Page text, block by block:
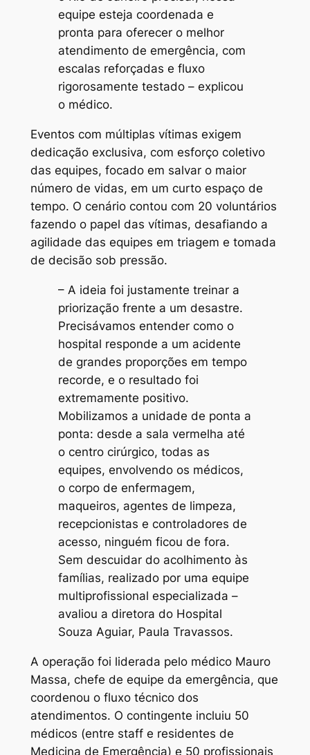
equipe esteja coordenada e
pronta para oferecer o melhor
atendimento de emergência, com
escalas reforçadas e fluxo
rigorosamente testado – explicou
o médico.
Eventos com múltiplas vítimas exigem
dedicação exclusiva, com esforço coletivo
das equipes, focado em salvar o maior
número de vidas, em um curto espaço de
tempo. O cenário contou com 20 voluntários
fazendo o papel das vítimas, desafiando a
agilidade das equipes em triagem e tomada
de decisão sob pressão.
– A ideia foi justamente treinar a
priorização frente a um desastre.
Precisávamos entender como o
hospital responde a um acidente
de grandes proporções em tempo
recorde, e o resultado foi
extremamente positivo.
Mobilizamos a unidade de ponta a
ponta: desde a sala vermelha até
o centro cirúrgico, todas as
equipes, envolvendo os médicos,
o corpo de enfermagem,
maqueiros, agentes de limpeza,
recepcionistas e controladores de
acesso, ninguém ficou de fora.
Sem descuidar do acolhimento às
famílias, realizado por uma equipe
multiprofissional especializada –
avaliou a diretora do Hospital
Souza Aguiar, Paula Travassos.
A operação foi liderada pelo médico Mauro
Massa, chefe de equipe da emergência, que
coordenou o fluxo técnico dos
atendimentos. O contingente incluiu 50
médicos (entre staff e residentes de
Medicina de Emergência) e 50 profissionais